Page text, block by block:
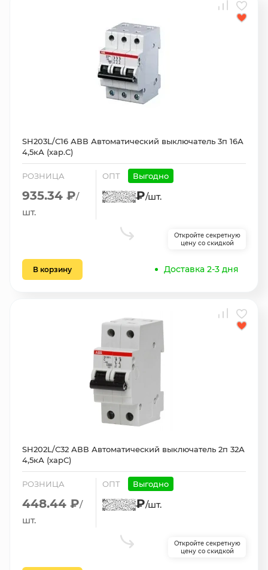
SH203L/С16 АВВ Автоматический выключатель 3п 16А
4,5кА (хар.С)
РОЗНИЦА
935.34 ₽/
шт.
ОПТ Выгодно
₽/шт.
Откройте секретную
цену со скидкой
В корзину Доставка 2-3 дня
SH202L/С32 АВВ Автоматический выключатель 2п 32А
4,5кА (харС)
РОЗНИЦА
448.44 ₽/
шт.
ОПТ Выгодно
₽/шт.
Откройте секретную
цену со скидкой